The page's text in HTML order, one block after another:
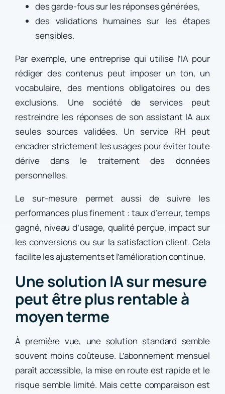
des garde-fous sur les réponses générées,
des validations humaines sur les étapes
sensibles.
Par exemple, une entreprise qui utilise l’IA pour
rédiger des contenus peut imposer un ton, un
vocabulaire, des mentions obligatoires ou des
exclusions. Une société de services peut
restreindre les réponses de son assistant IA aux
seules sources validées. Un service RH peut
encadrer strictement les usages pour éviter toute
dérive dans le traitement des données
personnelles.
Le sur-mesure permet aussi de suivre les
performances plus finement : taux d’erreur, temps
gagné, niveau d’usage, qualité perçue, impact sur
les conversions ou sur la satisfaction client. Cela
facilite les ajustements et l’amélioration continue.
Une solution IA sur mesure
peut être plus rentable à
moyen terme
À première vue, une solution standard semble
souvent moins coûteuse. L’abonnement mensuel
paraît accessible, la mise en route est rapide et le
risque semble limité. Mais cette comparaison est